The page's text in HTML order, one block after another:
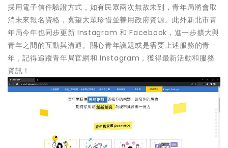
採用電子信件驗證方式，如有民眾兩次無故未到，青年局將會取
消未來報名資格，冀望大眾珍惜並善用政府資源。此外新北市青
年局今年也同步更新 Instagram 和 Facebook，進一步擴大與
青年之間的互動與溝通。關心青年議題或是需要上述服務的青
年，記得追蹤青年局官網和 Instagram，獲得最新活動和服務
資訊！